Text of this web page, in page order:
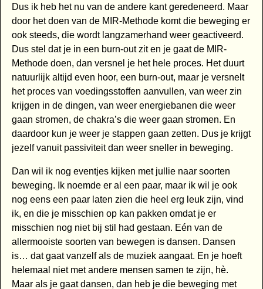
Dus ik heb het nu van de andere kant geredeneerd. Maar
door het doen van de MIR-Methode komt die beweging er
ook steeds, die wordt langzamerhand weer geactiveerd.
Dus stel dat je in een burn-out zit en je gaat de MIR-
Methode doen, dan versnel je het hele proces. Het duurt
natuurlijk altijd even hoor, een burn-out, maar je versnelt
het proces van voedingsstoffen aanvullen, van weer zin
krijgen in de dingen, van weer energiebanen die weer
gaan stromen, de chakra’s die weer gaan stromen. En
daardoor kun je weer je stappen gaan zetten. Dus je krijgt
jezelf vanuit passiviteit dan weer sneller in beweging.
Dan wil ik nog eventjes kijken met jullie naar soorten
beweging. Ik noemde er al een paar, maar ik wil je ook
nog eens een paar laten zien die heel erg leuk zijn, vind
ik, en die je misschien op kan pakken omdat je er
misschien nog niet bij stil had gestaan. Eén van de
allermooiste soorten van bewegen is dansen. Dansen
is… dat gaat vanzelf als de muziek aangaat. En je hoeft
helemaal niet met andere mensen samen te zijn, hè.
Maar als je gaat dansen, dan heb je die beweging met